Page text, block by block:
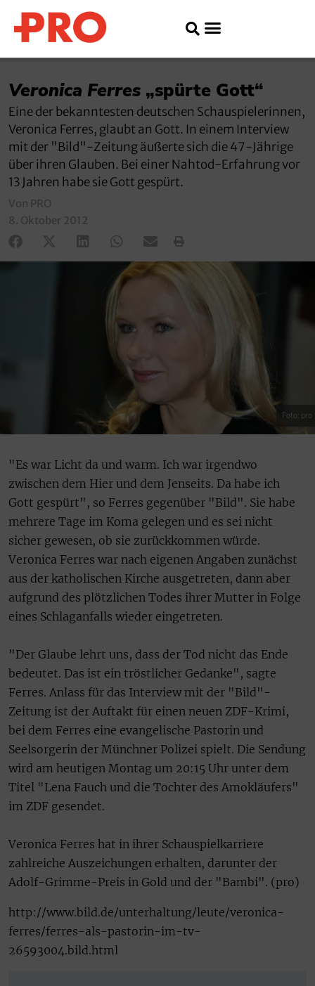
Veronica Ferres „spürte Gott“
Eine der bekanntesten deutschen Schauspielerinnen,
Veronica Ferres, glaubt an Gott. In einem Interview
mit der "Bild"-Zeitung äußerte sich die 47-Jährige
über ihren Glauben. Bei einer Nahtod-Erfahrung vor
13 Jahren habe sie Gott gespürt.
Von PRO
8. Oktober 2012
Foto: pro
"Es war Licht da und warm. Ich war irgendwo
zwischen dem Hier und dem Jenseits. Da habe ich
Gott gespürt", so Ferres gegenüber "Bild". Sie habe
mehrere Tage im Koma gelegen und es sei nicht
sicher gewesen, ob sie zurückkommen würde.
Veronica Ferres war nach eigenen Angaben zunächst
aus der katholischen Kirche ausgetreten, dann aber
aufgrund des plötzlichen Todes ihrer Mutter in Folge
eines Schlaganfalls wieder eingetreten.
"Der Glaube lehrt uns, dass der Tod nicht das Ende
bedeutet. Das ist ein tröstlicher Gedanke", sagte
Ferres. Anlass für das Interview mit der "Bild"-
Zeitung ist der Auftakt für einen neuen ZDF-Krimi,
bei dem Ferres eine evangelische Pastorin und
Seelsorgerin der Münchner Polizei spielt. Die Sendung
wird am heutigen Montag um 20:15 Uhr unter dem
Titel "Lena Fauch und die Tochter des Amokläufers"
im ZDF gesendet.
Veronica Ferres hat in ihrer Schauspielkarriere
zahlreiche Auszeichungen erhalten, darunter der
Adolf-Grimme-Preis in Gold und der "Bambi". (pro)
http://www.bild.de/unterhaltung/leute/veronica-
ferres/ferres-als-pastorin-im-tv-
26593004.bild.html